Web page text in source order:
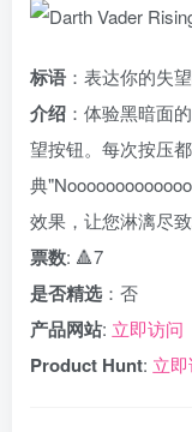
标语 ：表达你的失
介绍 ：体验黑暗面
望按钮。每次按压
典
效果，让您淋漓尽致
票数: 🔺7
是否精选 ：否
产品网站: 立即访问
Product Hunt: 立